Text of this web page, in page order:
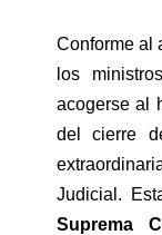
Conforme al
los
acogerse al
del cierre
Judicial.
Suprema